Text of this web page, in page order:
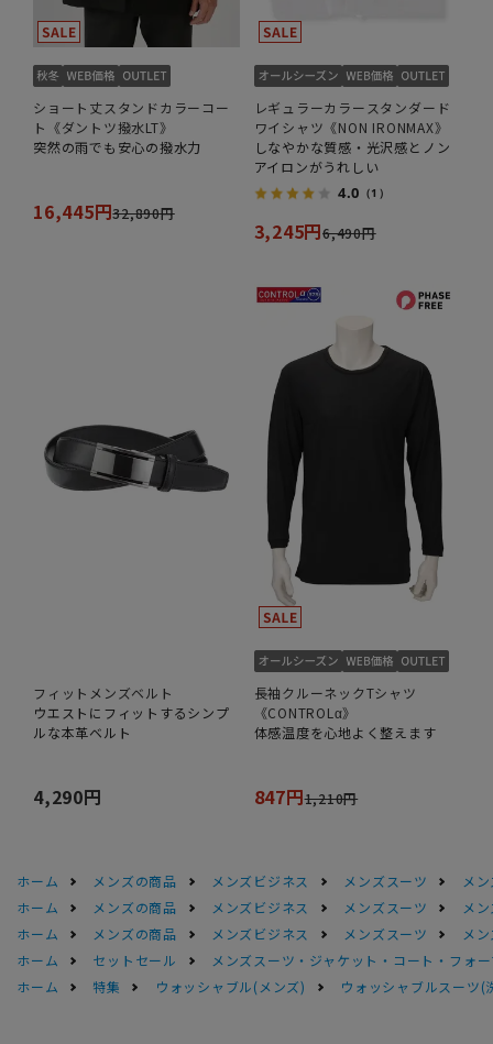
ショート丈スタンドカラーコー
ト《ダントツ撥水LT》
突然の雨でも安心の撥水力
16,445円32,890円
レギュラーカラースタンダード
ワイシャツ《NON IRONMAX》
しなやかな質感・光沢感とノン
アイロンがうれしい
4.0 （1）
3,245円6,490円
フィットメンズベルト
ウエストにフィットするシンプ
ルな本革ベルト
4,290円
長袖クルーネックTシャツ
《CONTROLα》
体感温度を心地よく整えます
847円1,210円
ホーム メンズの商品 メンズビジネス メンズスーツ
メ
ホーム
メンズの商品 メンズビジネス メンズスーツ
メ
ホーム
メンズの商品 メンズビジネス メンズスーツ
メ
ホーム
セットセール
メンズスーツ・ジャケット・コート・フォ
ホーム
特集 ウォッシャブル(メンズ) ウォッシャブルスーツ(